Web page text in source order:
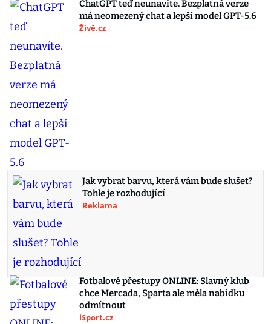
ChatGPT teď neunavíte. Bezplatná verze
má neomezený chat a lepší model GPT-5.6
Živě.cz
Jak vybrat barvu, která vám bude slušet?
Tohle je rozhodující
Reklama
Fotbalové přestupy ONLINE: Slavný klub
chce Mercada, Sparta ale měla nabídku
odmítnout
iSport.cz